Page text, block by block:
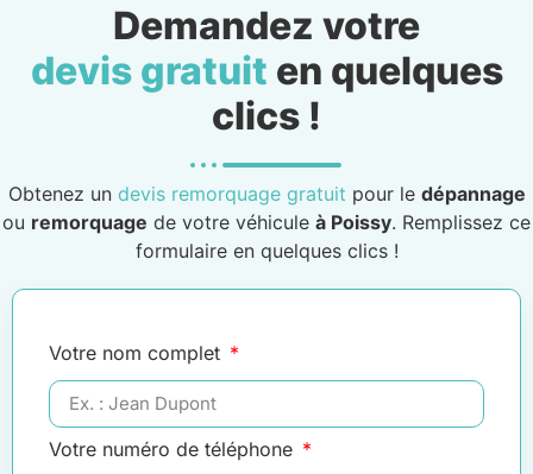
Demandez votre
devis gratuit en quelques
clics !
Obtenez un devis remorquage gratuit pour le dépannage
ou remorquage de votre véhicule à Poissy. Remplissez ce
formulaire en quelques clics !
Votre nom complet
Votre numéro de téléphone